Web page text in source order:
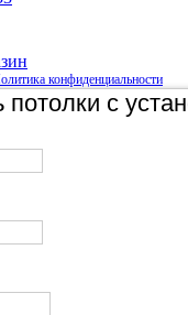
конфиденциальности
потолки с